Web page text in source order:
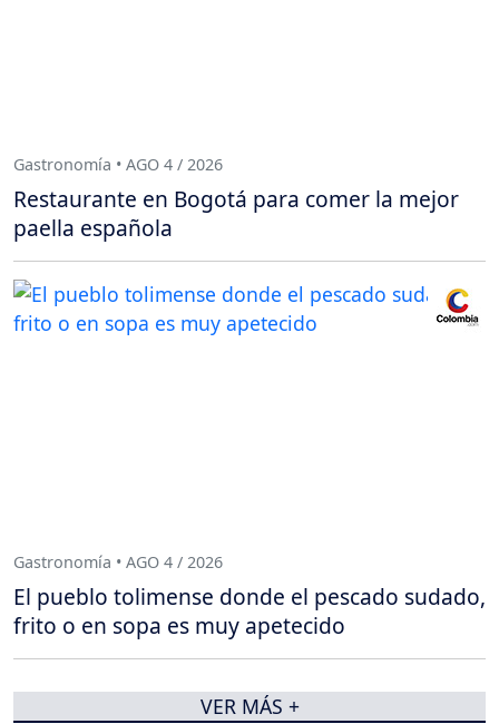
Gastronomía • AGO 4 / 2026
Restaurante en Bogotá para comer la mejor
paella española
Gastronomía • AGO 4 / 2026
El pueblo tolimense donde el pescado sudado,
frito o en sopa es muy apetecido
VER MÁS +